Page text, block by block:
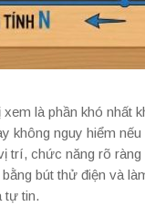
là phần khó nhất
nguy hiểm
trí, chức năng rõ
bút thử điện và
tự tin.